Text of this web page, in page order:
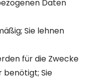
Daten
Sie lehnen
für die Zwecke
Sie